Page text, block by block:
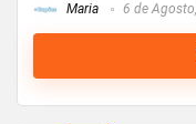
Maria 6 de